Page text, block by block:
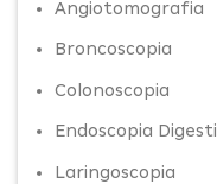
Angiotomografia
Broncoscopia
Colonoscopia
Endoscopia
Laringoscopia